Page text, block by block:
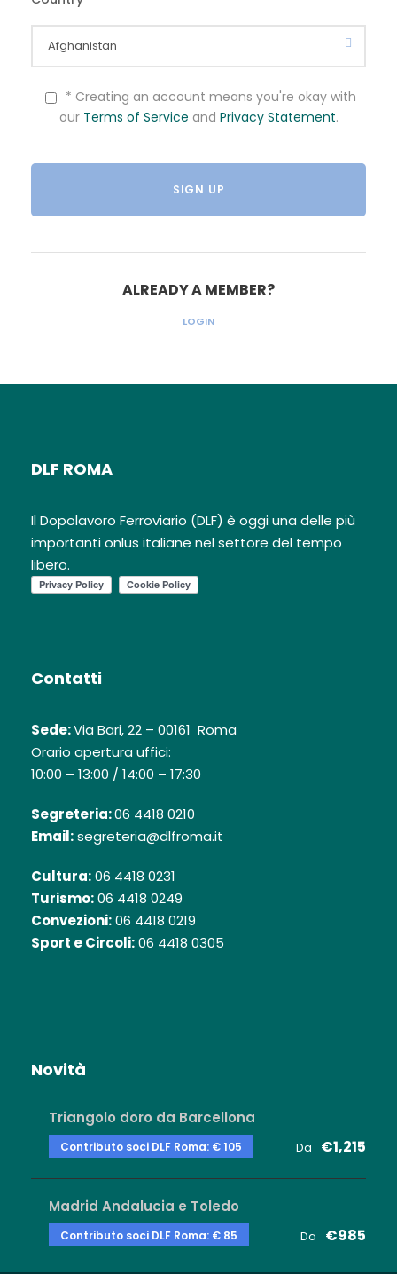
* Creating an account means you're okay with
our Terms of Service and Privacy Statement.
ALREADY A MEMBER?
LOGIN
DLF ROMA
Il Dopolavoro Ferroviario (DLF) è oggi una delle più
importanti onlus italiane nel settore del tempo
libero.
Contatti
Sede:Via Bari, 22 – 00161 Roma
Orario apertura uffici:
10:00 – 13:00 / 14:00 – 17:30
Segreteria:06 4418 0210
Email:segreteria@dlfroma.it
Cultura:06 4418 0231
Turismo:06 4418 0249
Convezioni:06 4418 0219
Sport e Circoli:06 4418 0305
Novità
Triangolo doro da Barcellona
Contributo soci DLF Roma: € 105 Da €1,215
Madrid Andalucia e Toledo
Contributo soci DLF Roma: € 85 Da €985